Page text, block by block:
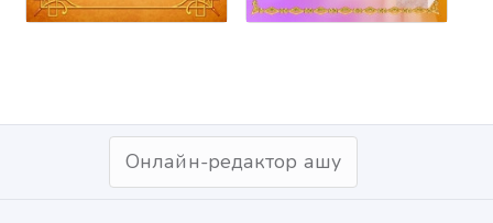
Онлайн-редактор ашу